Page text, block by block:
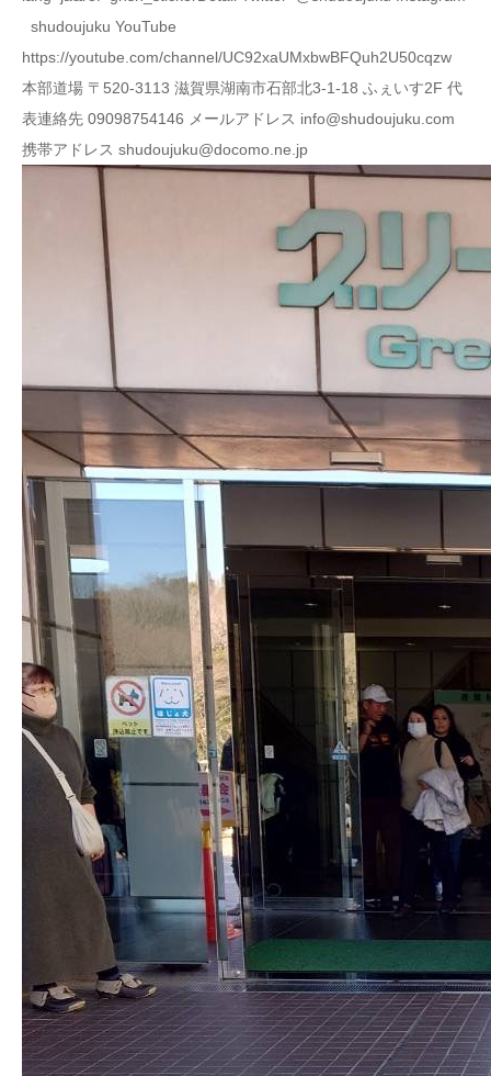
shudoujuku YouTube
https://youtube.com/channel/UC92xaUMxbwBFQuh2U50cqzw
本部道場 〒520-3113 滋賀県湖南市石部北3-1-18 ふぇいす2F 代
表連絡先 09098754146 メールアドレス info@shudoujuku.com
携帯アドレス shudoujuku@docomo.ne.jp